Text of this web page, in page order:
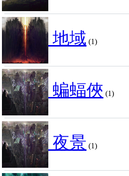
地域 (1)
蝙蝠俠 (1)
夜景 (1)